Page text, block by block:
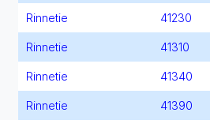
Rinnetie 41230
Rinnetie 41310
Rinnetie 41340
Rinnetie 41390